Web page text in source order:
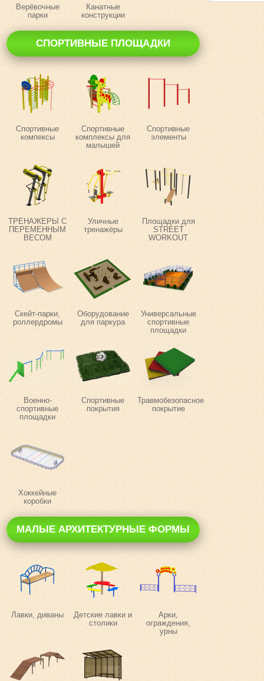
Верёвочные
парки
Канатные
конструкции
СПОРТИВНЫЕ ПЛОЩАДКИ
Спортивные
компексы
Спортивные
комплексы для
малышей
Спортивные
элементы
ТРЕНАЖЕРЫ С
ПЕРЕМЕННЫМ
ВЕСОМ
Уличные
тренажёры
Площадки для
STREET
WORKOUT
Скейт-парки,
роллердромы
Оборудование
для паркура
Универсальные
спортивные
площадки
Военно-
спортивные
площадки
Спортивные
покрытия
Травмобезопасное
покрытие
Хоккейные
коробки
МАЛЫЕ АРХИТЕКТУРНЫЕ ФОРМЫ
Лавки, диваны
Детские лавки и
столики
Арки,
ограждения,
урны